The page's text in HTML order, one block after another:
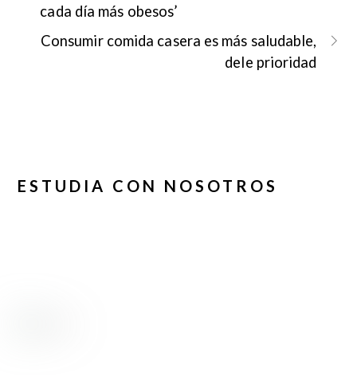
cada día más obesos’
Consumir comida casera es más saludable,
dele prioridad
ESTUDIA CON NOSOTROS